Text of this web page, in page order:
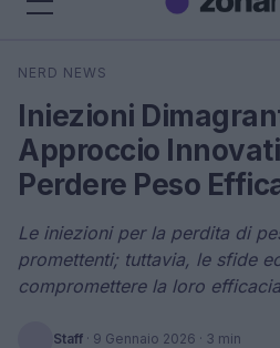
Cerca
NERD NEWS
Iniezioni
Approccio
Perdere Peso
Le iniezioni per la perdita di
promettenti; tuttavia, le sfide
compromettere la loro
Staff · 9 Gennaio 2026 · 3 min